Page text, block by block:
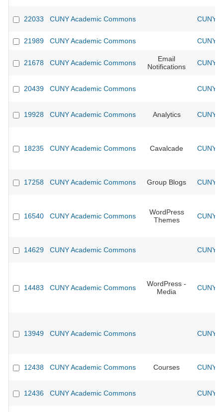
22033 CUNY Academic Commons CUNY
21989 CUNY Academic Commons CUNY
21678 CUNY Academic Commons
Email
Notifications
CUNY
20439 CUNY Academic Commons CUNY
19928 CUNY Academic Commons Analytics CUNY
18235 CUNY Academic Commons Cavalcade CUNY
17258 CUNY Academic Commons Group Blogs CUNY
16540 CUNY Academic Commons
WordPress
Themes
CUNY
14629 CUNY Academic Commons CUNY
14483 CUNY Academic Commons
WordPress -
Media
CUNY
13949 CUNY Academic Commons CUNY
12438 CUNY Academic Commons Courses CUNY
12436 CUNY Academic Commons CUNY